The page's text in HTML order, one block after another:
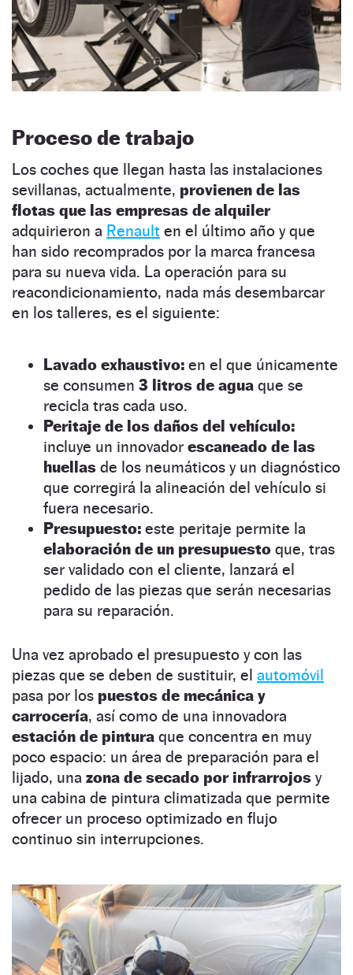
Proceso de trabajo
Los coches que llegan hasta las instalaciones
sevillanas, actualmente, provienen de las
flotas que las empresas de alquiler
adquirieron a Renault en el último año y que
han sido recomprados por la marca francesa
para su nueva vida. La operación para su
reacondicionamiento, nada más desembarcar
en los talleres, es el siguiente:
Lavado exhaustivo: en el que únicamente
se consumen 3 litros de agua que se
recicla tras cada uso.
Peritaje de los daños del vehículo:
incluye un innovador escaneado de las
huellas de los neumáticos y un diagnóstico
que corregirá la alineación del vehículo si
fuera necesario.
Presupuesto: este peritaje permite la
elaboración de un presupuesto que, tras
ser validado con el cliente, lanzará el
pedido de las piezas que serán necesarias
para su reparación.
Una vez aprobado el presupuesto y con las
piezas que se deben de sustituir, el automóvil
pasa por los puestos de mecánica y
carrocería, así como de una innovadora
estación de pintura que concentra en muy
poco espacio: un área de preparación para el
lijado, una zona de secado por infrarrojos y
una cabina de pintura climatizada que permite
ofrecer un proceso optimizado en flujo
continuo sin interrupciones.